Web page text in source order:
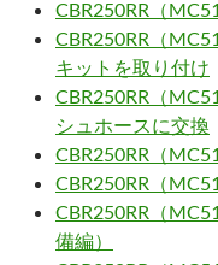
CBR250RR（
CBR250RR（
キットを取り付け
CBR250RR（
シュホースに交換
CBR250RR（
CBR250RR（
CBR250RR（
備編）